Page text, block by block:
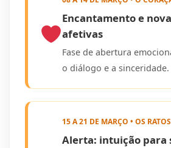
Encantamento e
afetivas
Fase de abertura
o diálogo e a sinceridade.
15 A 21 DE MARÇO • OS RATOS
Alerta: intuição para